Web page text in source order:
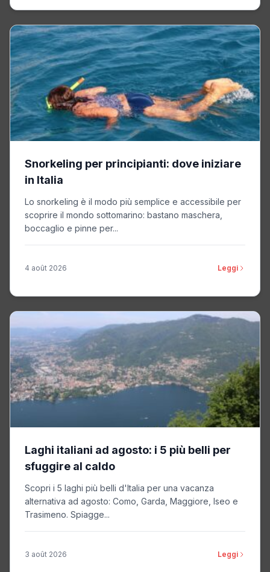
Snorkeling per principianti: dove iniziare
in Italia
Lo snorkeling è il modo più semplice e accessibile per
scoprire il mondo sottomarino: bastano maschera,
boccaglio e pinne per...
4 août 2026 Leggi
Laghi italiani ad agosto: i 5 più belli per
sfuggire al caldo
Scopri i 5 laghi più belli d'Italia per una vacanza
alternativa ad agosto: Como, Garda, Maggiore, Iseo e
Trasimeno. Spiagge...
3 août 2026 Leggi